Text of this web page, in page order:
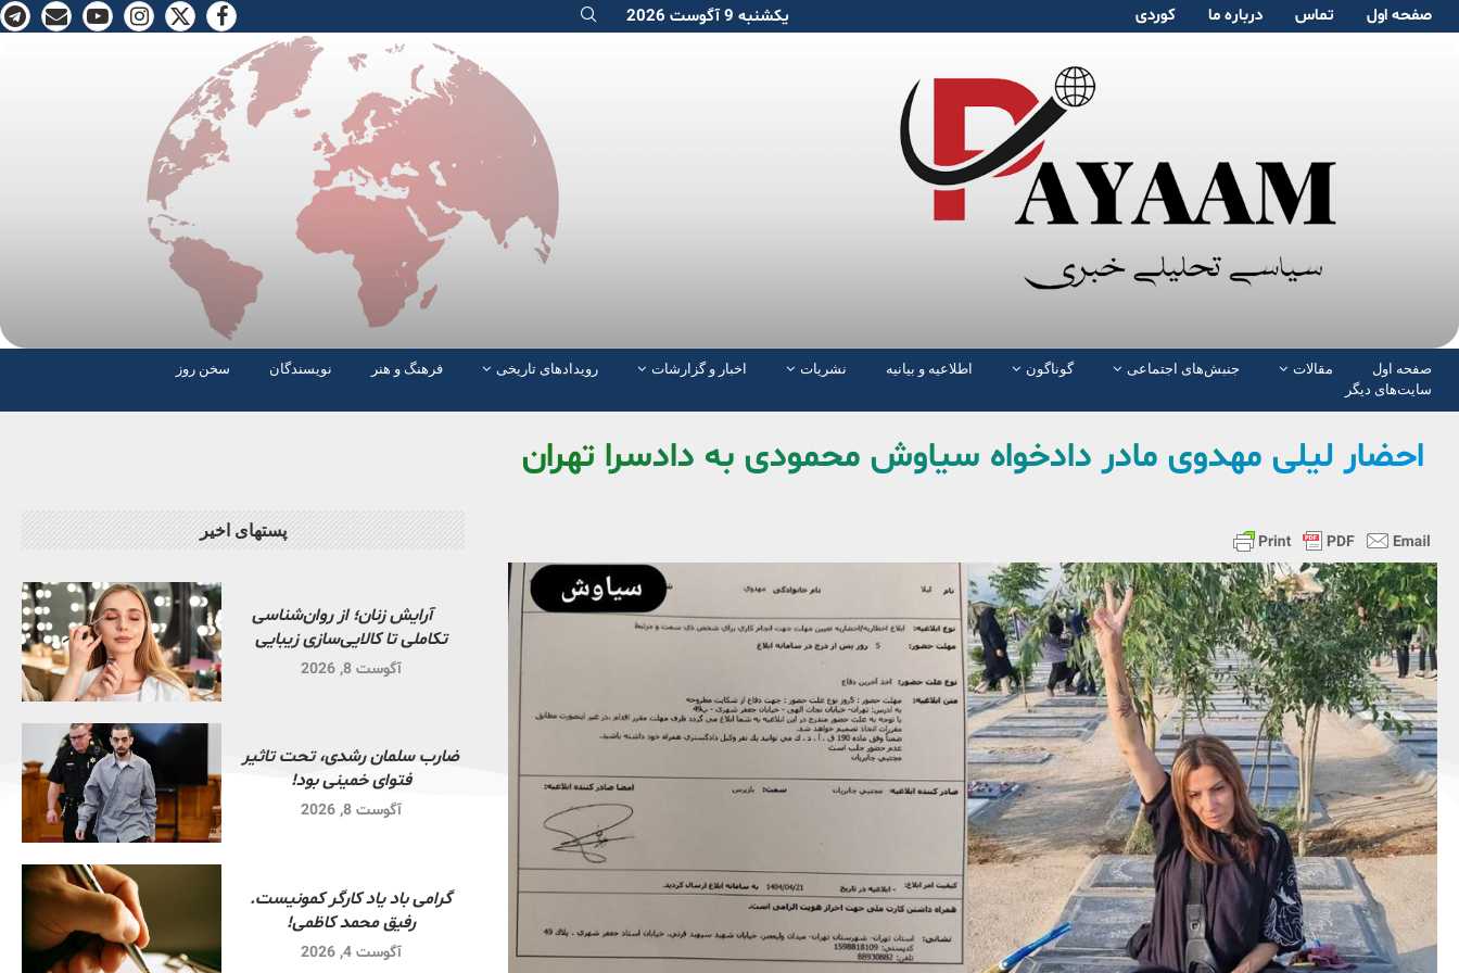
صفحە اول تماس دربارە ما کوردی یکشنبه 9 آگوست 2026
صفحە اول مقالات جنبش‌های اجتماعی گوناگون اطلاعیه و بیانیه نشریات اخبار و گزارشات رویدادهای تاریخی فرهنگ و هنر نویسندگان
سخن روز
سایت‌های دیگر
احضار لیلی مهدوی مادر دادخواه سیاوش محمودی به دادسرا تهران
پستهای اخیر
آرایش زنان؛ از روان‌شناسی
تکاملی تا کالایی‌سازی زیبایی
آگوست 8, 2026
ضارب سلمان رشدی، تحت تاثیر
فتوای خمینی بود!
آگوست 8, 2026
گرامی باد یاد کارگر کمونیست.
رفیق محمد کاظمی!
آگوست 4, 2026